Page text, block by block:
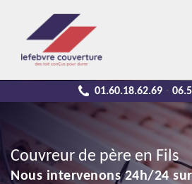
01.60.18.62.69 -
Couvreur de père en Fils
Nous intervenons 24h/24